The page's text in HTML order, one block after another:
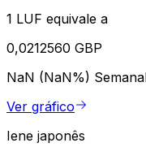
1 LUF equivale a
0,0212560 GBP
NaN (NaN%)
Ver gráfico
Iene japonês